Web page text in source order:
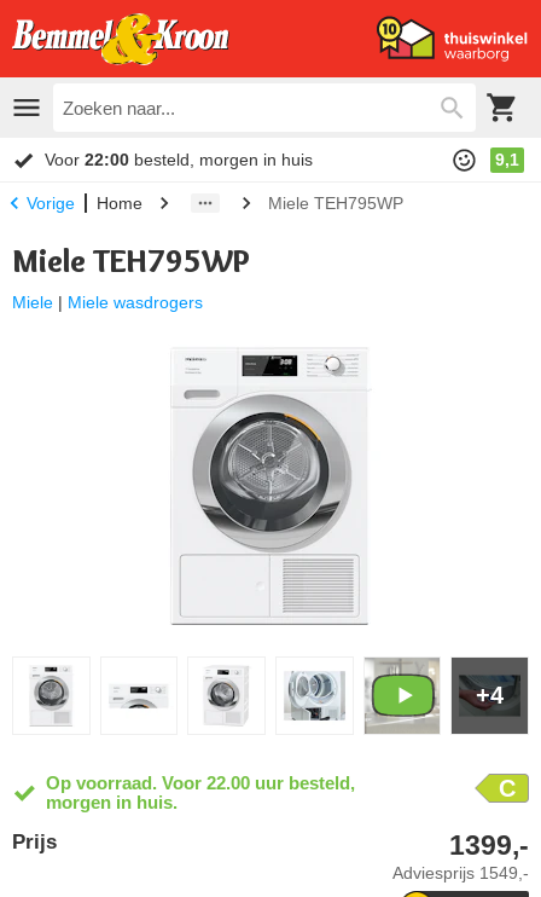
Voor 22:00 besteld, morgen in huis 9,1
Vorige Home Miele TEH795WP
Miele TEH795WP
Miele | Miele wasdrogers
+4
Op voorraad. Voor 22.00 uur besteld,
morgen in huis.
C
Prijs
Adviesprijs 1549,-
1399,-